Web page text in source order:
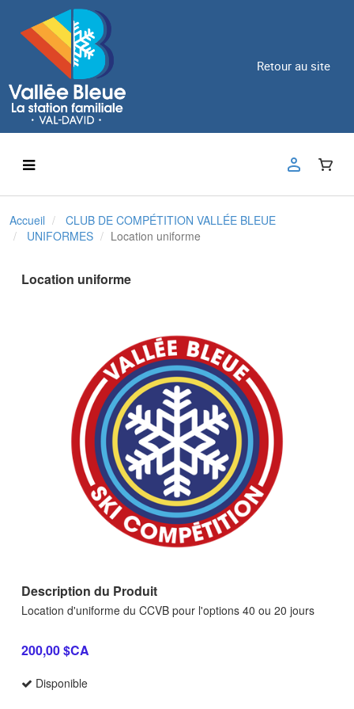
Retour au site
Accueil
CLUB DE COMPÉTITION VALLÉE BLEUE
UNIFORMES
Location uniforme
Location uniforme
Description du Produit
Location d'uniforme du CCVB pour l'options 40 ou 20 jours
200,00 $CA
Disponible